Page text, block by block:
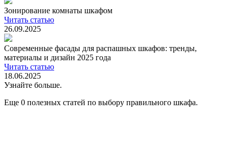
Зонирование комнаты шкафом
Читать статью
26.09.2025
Современные фасады для распашных шкафов: тренды,
материалы и дизайн 2025 года
Читать статью
18.06.2025
Узнайте больше.
Еще 0 полезных статей по выбору правильного шкафа.